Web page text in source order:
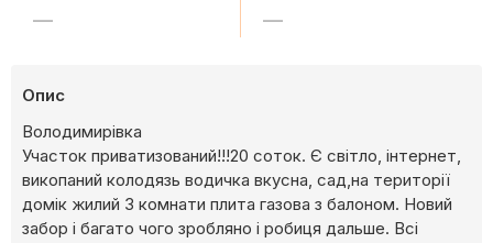
— —
Опис
Володимирівка
Участок приватизований!!!20 соток. Є світло, інтернет,
викопаний колодязь водичка вкусна, сад,на території
домік жилий 3 комнати плита газова з балоном. Новий
забор і багато чого зробляно і робиця дальше. Всі